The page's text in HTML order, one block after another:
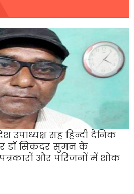
उपाध्यक्ष सह हिन्दी दैनिक
डाॅ सिकंदर सुमन के
और परिजनों में शोक